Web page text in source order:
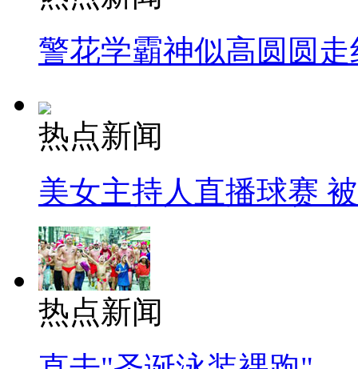
警花学霸神似高圆圆走
热点新闻
美女主持人直播球赛
热点新闻